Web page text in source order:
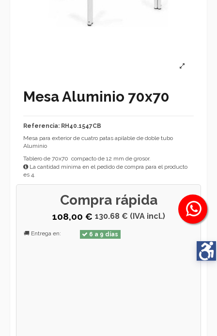
Mesa Aluminio 70x70
Referencia: RH40.1547CB
Mesa para exterior de cuatro patas apilable de doble tubo
Aluminio
Tablero de 70x70 compacto de 12 mm de grosor.
La cantidad mínima en el pedido de compra para el producto
es 4.
Compra rápida
108,00 € 130.68 € (IVA incl.)
🚚 Entrega en: 6 a 9 días